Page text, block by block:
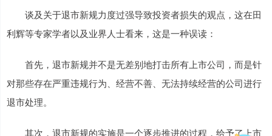
谈及关于退市新规力度过强导致投资者损失的观点，这在田
利辉等专家学者以及业界人士看来，这是一种误读：
首先，退市新规并不是无差别地打击所有上市公司，而是针
对那些存在严重违规行为、经营不善、无法持续经营的公司进行
退市处理。
其次，退市新规的实施是一个逐步推进的过程，给予了上市